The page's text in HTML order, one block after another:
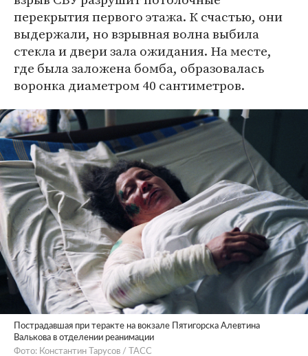
перекрытия первого этажа. К счастью, они
выдержали, но взрывная волна выбила
стекла и двери зала ожидания. На месте,
где была заложена бомба, образовалась
воронка диаметром 40 сантиметров.
Пострадавшая при теракте на вокзале Пятигорска Алевтина
Валькова в отделении реанимации
Фото: Константин Тарусов / ТАСС